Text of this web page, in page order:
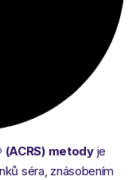
metodyje
séra, znásobením